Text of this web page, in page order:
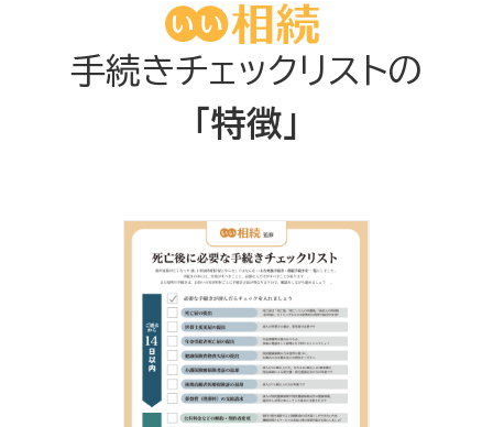
手続きチェックリストの
「特徴」